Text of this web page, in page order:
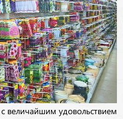
величайшим удовольствием